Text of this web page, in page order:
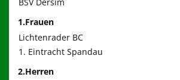
100 Jahre LBC
1.Frauen
Lichtenrader BC
1. Eintracht Spandau
2.Herren